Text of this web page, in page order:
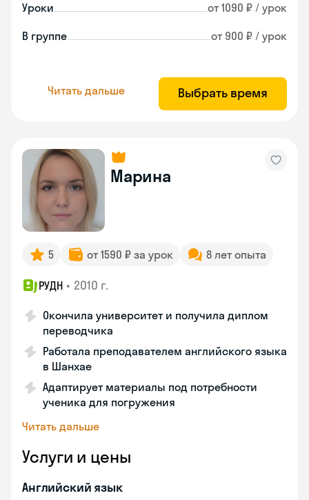
Уроки от 1090 ₽ / урок
В группе от 900 ₽ / урок
Читать дальше Выбрать время
Марина
5 от 1590 ₽ за урок 8 лет опыта
РУДН • 2010 г.
Окончила университет и получила диплом
переводчика
Работала преподавателем английского языка
в Шанхае
Адаптирует материалы под потребности
ученика для погружения
Читать дальше
Услуги и цены
Английский язык